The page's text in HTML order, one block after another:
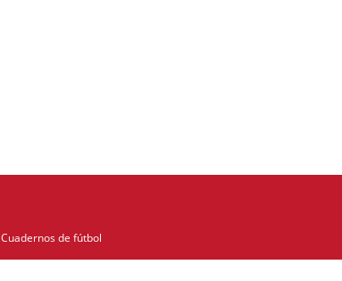
Cuadernos de fútbol